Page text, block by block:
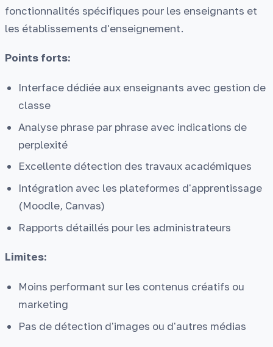
fonctionnalités spécifiques pour les enseignants et
les établissements d'enseignement.
Points forts:
Interface dédiée aux enseignants avec gestion de
classe
Analyse phrase par phrase avec indications de
perplexité
Excellente détection des travaux académiques
Intégration avec les plateformes d'apprentissage
(Moodle, Canvas)
Rapports détaillés pour les administrateurs
Limites:
Moins performant sur les contenus créatifs ou
marketing
Pas de détection d'images ou d'autres médias